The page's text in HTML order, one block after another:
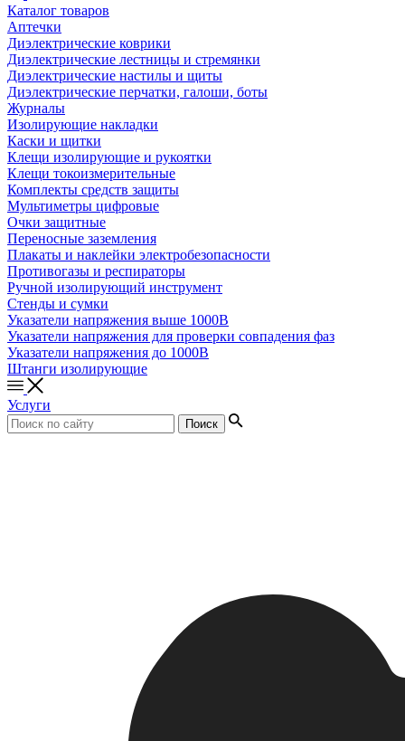
Каталог товаров
Аптечки
Диэлектрические коврики
Диэлектрические лестницы и стремянки
Диэлектрические настилы и щиты
Диэлектрические перчатки, галоши, боты
Журналы
Изолирующие накладки
Каски и щитки
Клещи изолирующие и рукоятки
Клещи токоизмерительные
Комплекты средств защиты
Мультиметры цифровые
Очки защитные
Переносные заземления
Плакаты и наклейки электробезопасности
Противогазы и респираторы
Ручной изолирующий инструмент
Стенды и сумки
Указатели напряжения выше 1000В
Указатели напряжения для проверки совпадения фаз
Указатели напряжения до 1000В
Штанги изолирующие
Услуги